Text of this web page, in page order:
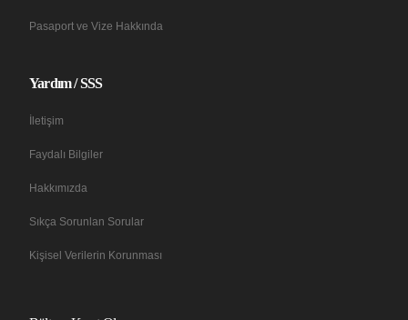
Pasaport ve Vize Hakkında
Yardım / SSS
İletişim
Faydalı Bilgiler
Hakkımızda
Sıkça Sorunlan Sorular
Kişisel Verilerin Korunması